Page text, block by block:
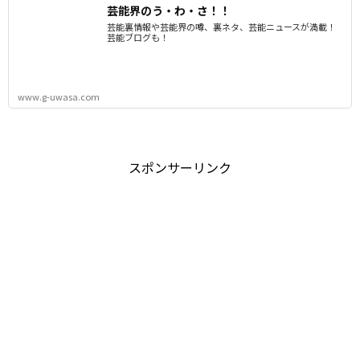
芸能界のう・わ・さ！！
芸能裏情報や芸能界の噂、裏ネタ、芸能ニュースが満載！
芸能ブログも！
www.g-uwasa.com
スポンサーリンク